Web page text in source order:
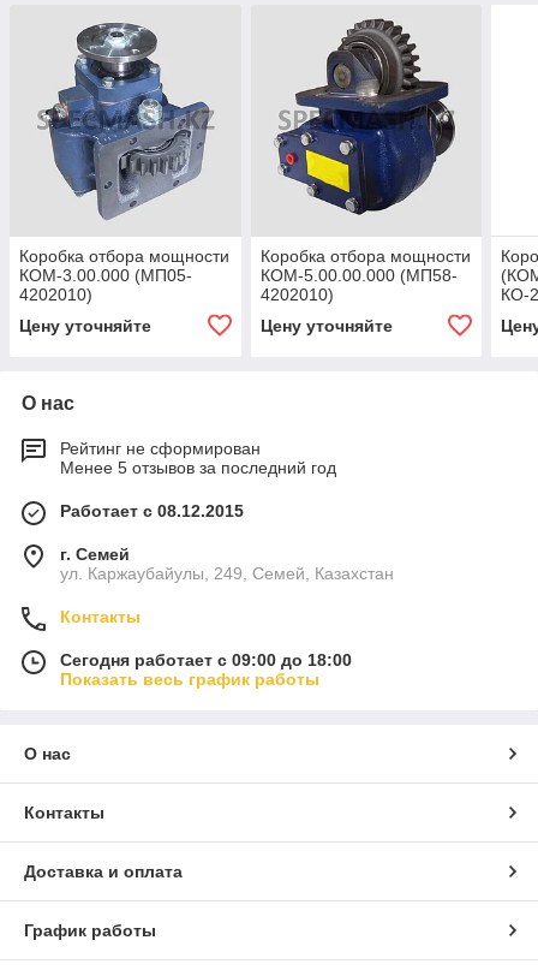
Коробка отбора мощности
КОМ-3.00.000 (МП05-
4202010)
Цену уточняйте
Коробка отбора мощности
КОМ-5.00.00.000 (МП58-
4202010)
Цену уточняйте
КО-
О нас
Рейтинг не сформирован
Менее 5 отзывов за последний год
Работает с 08.12.2015
г. Семей
ул. Каржаубайулы, 249, Семей, Казахстан
Контакты
Сегодня работает с 09:00 до 18:00
Показать весь график работы
О нас
Контакты
Доставка и оплата
График работы